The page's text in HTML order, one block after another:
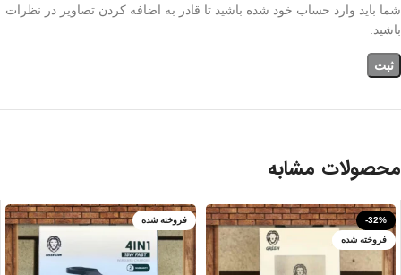
شما باید وارد حساب خود شده باشید تا قادر به اضافه کردن تصاویر در نظرات
باشید.
محصولات مشابه
-32%
فروخته شده
فروخته شده